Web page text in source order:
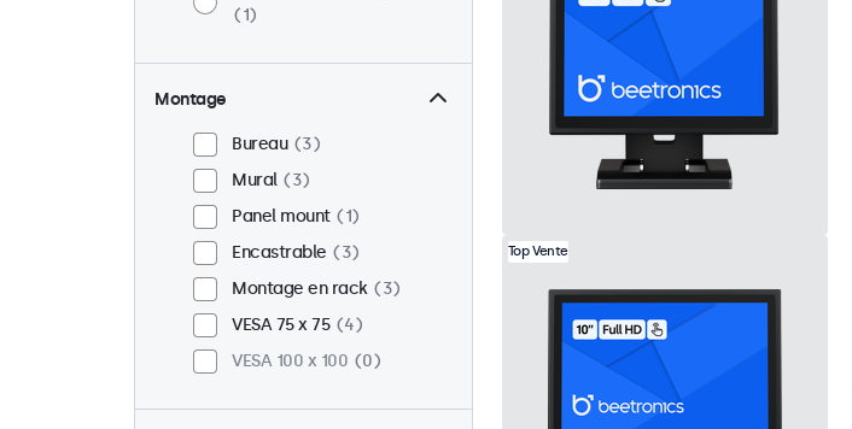
1
Montage
Bureau
3
Mural
3
Panel mount
1
Encastrable
3
Montage en rack
3
VESA 75 x 75
4
VESA 100 x 100
0
Top Vente